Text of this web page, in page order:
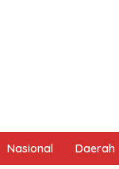
Nasional Daerah